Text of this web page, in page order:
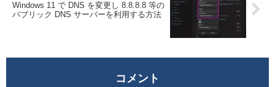
Windows 11 で DNS を変更し 8.8.8.8 等の
パブリック DNS サーバーを利用する方法
コメント